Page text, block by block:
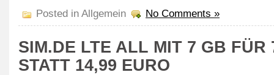
Posted in Allgemein No Comments »
SIM.DE LTE ALL MIT 7 GB FÜR
STATT 14,99 EURO